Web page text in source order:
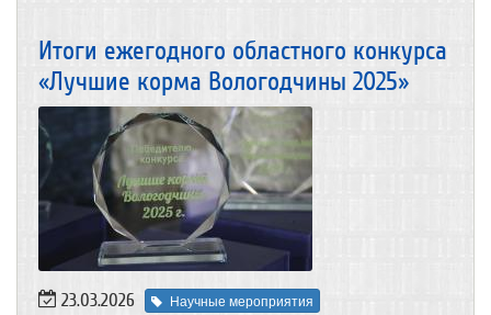
Итоги ежегодного областного конкурса
«Лучшие корма Вологодчины 2025»
23.03.2026
Научные мероприятия